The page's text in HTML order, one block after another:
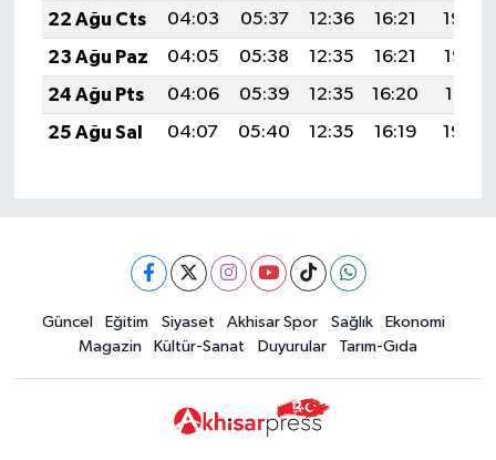
22 Ağu Cts
04:03 05:37 12:36 16:21
19:24
23 Ağu Paz
04:05 05:38 12:35 16:21
19:23
24 Ağu Pts
04:06 05:39 12:35 16:20
19:21
25 Ağu Sal
04:07 05:40 12:35 16:19 19:20
Güncel Eğitim Siyaset Akhisar Spor Sağlık
Ekonomi
Magazin
Kültür-Sanat Duyurular Tarım-Gıda